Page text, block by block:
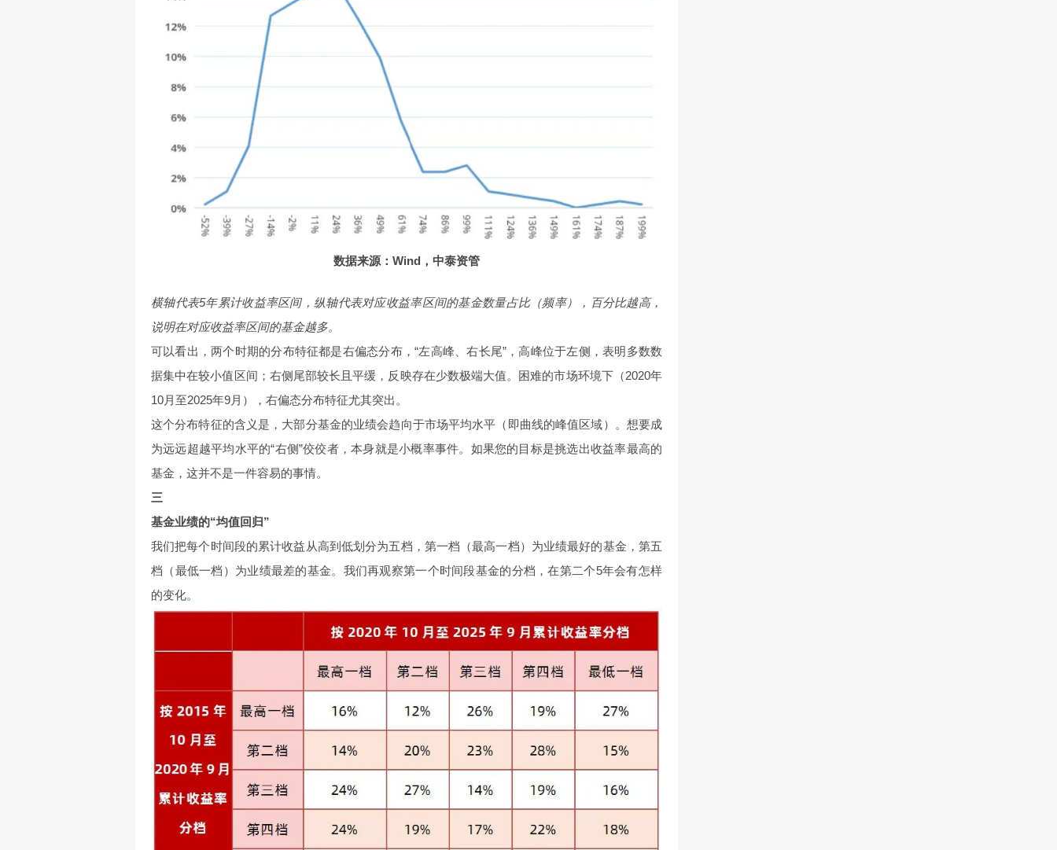
数据来源：Wind，中泰资管
横轴代表5年累计收益率区间，纵轴代表对应收益率区间的基金数量占比（频率），百分比越高，
说明在对应收益率区间的基金越多。
可以看出，两个时期的分布特征都是右偏态分布，“左高峰、右长尾”，高峰位于左侧，表明多数数
据集中在较小值区间；右侧尾部较长且平缓，反映存在少数极端大值。困难的市场环境下（2020年
10月至2025年9月），右偏态分布特征尤其突出。
这个分布特征的含义是，大部分基金的业绩会趋向于市场平均水平（即曲线的峰值区域）。想要成
为远远超越平均水平的“右侧”佼佼者，本身就是小概率事件。如果您的目标是挑选出收益率最高的
基金，这并不是一件容易的事情。
三
基金业绩的“均值回归”
我们把每个时间段的累计收益从高到低划分为五档，第一档（最高一档）为业绩最好的基金，第五
档（最低一档）为业绩最差的基金。我们再观察第一个时间段基金的分档，在第二个5年会有怎样
的变化。